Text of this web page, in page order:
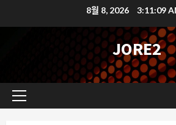
텐
가
8월 8, 2026 3:11:11
JORE2
기